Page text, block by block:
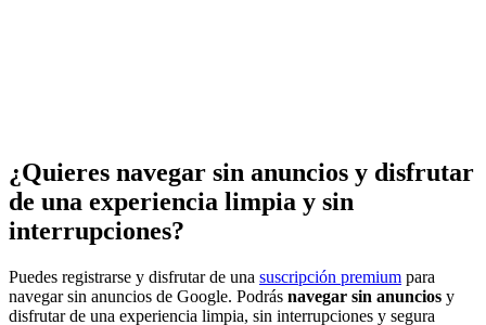
¿Quieres navegar sin anuncios y disfrutar
de una experiencia limpia y sin
interrupciones?
Puedes registrarse y disfrutar de una suscripción premium para
navegar sin anuncios de Google. Podrás navegar sin anuncios y
disfrutar de una experiencia limpia, sin interrupciones y segura